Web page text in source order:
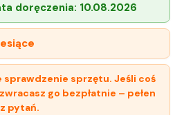
doręczenia: 10.08.2026
sprawdzenie sprzętu. Jeśli coś
go bezpłatnie – pełen
pytań.